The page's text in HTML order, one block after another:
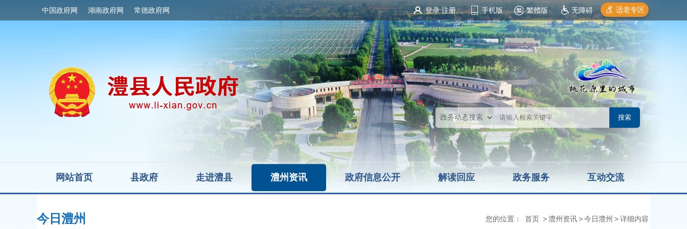
登录 注册 手机版 繁體版 无障碍 适老专区
中国政府网 湖南政府网 常德政府网
网站首页 县政府 走进澧县 澧州资讯 政府信息公开 解读回应 政务服务 互动交流
您的位置： 首页 >澧州资讯>今日澧州 >详细内容
今日澧州